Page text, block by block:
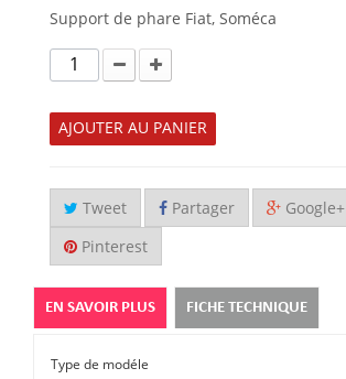
Support de phare Fiat, Soméca
AJOUTER AU PANIER
Tweet Partager Google+
Pinterest
EN SAVOIR PLUS FICHE TECHNIQUE
Type de modéle